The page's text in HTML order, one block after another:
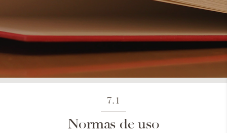
7.1
Normas de uso